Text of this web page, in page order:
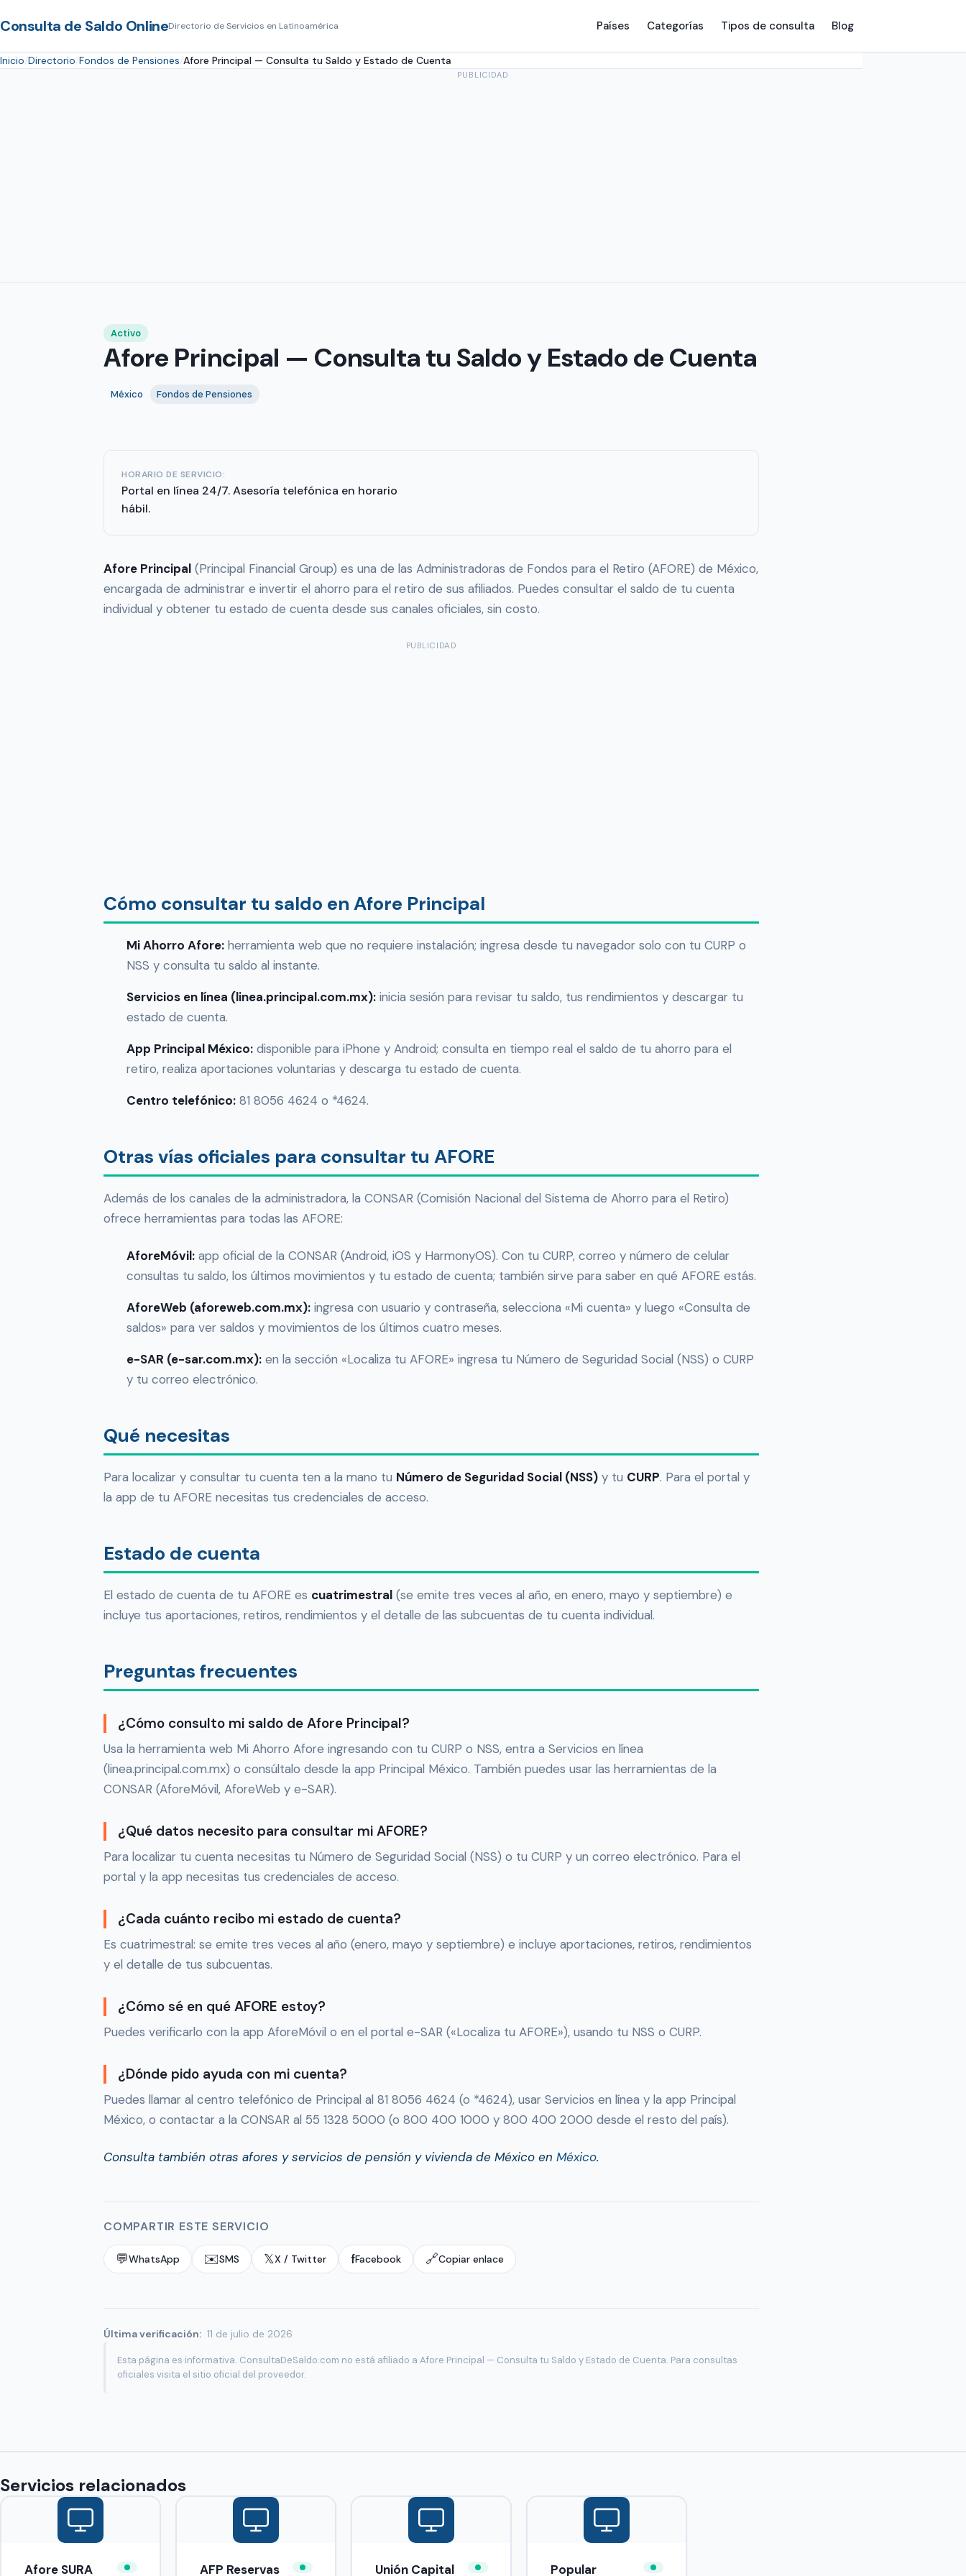
Consulta de Saldo OnlineDirectorio de Servicios en Latinoamérica Países Categorías Tipos de consulta Blog
Inicio Directorio Fondos de Pensiones Afore Principal — Consulta tu Saldo y Estado de Cuenta
PUBLICIDAD
Activo
Afore Principal — Consulta tu Saldo y Estado de Cuenta
México Fondos de Pensiones
HORARIO DE SERVICIO:
Portal en línea 24/7. Asesoría telefónica en horario
hábil.
Afore Principal (Principal Financial Group) es una de las Administradoras de Fondos para el Retiro (AFORE) de México,
encargada de administrar e invertir el ahorro para el retiro de sus afiliados. Puedes consultar el saldo de tu cuenta
individual y obtener tu estado de cuenta desde sus canales oficiales, sin costo.
PUBLICIDAD
Cómo consultar tu saldo en Afore Principal
Mi Ahorro Afore: herramienta web que no requiere instalación; ingresa desde tu navegador solo con tu CURP o
NSS y consulta tu saldo al instante.
Servicios en línea (linea.principal.com.mx): inicia sesión para revisar tu saldo, tus rendimientos y descargar tu
estado de cuenta.
App Principal México: disponible para iPhone y Android; consulta en tiempo real el saldo de tu ahorro para el
retiro, realiza aportaciones voluntarias y descarga tu estado de cuenta.
Centro telefónico: 81 8056 4624 o *4624.
Otras vías oficiales para consultar tu AFORE
Además de los canales de la administradora, la CONSAR (Comisión Nacional del Sistema de Ahorro para el Retiro)
ofrece herramientas para todas las AFORE:
AforeMóvil: app oficial de la CONSAR (Android, iOS y HarmonyOS). Con tu CURP, correo y número de celular
consultas tu saldo, los últimos movimientos y tu estado de cuenta; también sirve para saber en qué AFORE estás.
AforeWeb (aforeweb.com.mx): ingresa con usuario y contraseña, selecciona «Mi cuenta» y luego «Consulta de
saldos» para ver saldos y movimientos de los últimos cuatro meses.
e-SAR (e-sar.com.mx): en la sección «Localiza tu AFORE» ingresa tu Número de Seguridad Social (NSS) o CURP
y tu correo electrónico.
Qué necesitas
Para localizar y consultar tu cuenta ten a la mano tu Número de Seguridad Social (NSS) y tu CURP. Para el portal y
la app de tu AFORE necesitas tus credenciales de acceso.
Estado de cuenta
El estado de cuenta de tu AFORE es cuatrimestral (se emite tres veces al año, en enero, mayo y septiembre) e
incluye tus aportaciones, retiros, rendimientos y el detalle de las subcuentas de tu cuenta individual.
Preguntas frecuentes
¿Cómo consulto mi saldo de Afore Principal?
Usa la herramienta web Mi Ahorro Afore ingresando con tu CURP o NSS, entra a Servicios en línea
(linea.principal.com.mx) o consúltalo desde la app Principal México. También puedes usar las herramientas de la
CONSAR (AforeMóvil, AforeWeb y e-SAR).
¿Qué datos necesito para consultar mi AFORE?
Para localizar tu cuenta necesitas tu Número de Seguridad Social (NSS) o tu CURP y un correo electrónico. Para el
portal y la app necesitas tus credenciales de acceso.
¿Cada cuánto recibo mi estado de cuenta?
Es cuatrimestral: se emite tres veces al año (enero, mayo y septiembre) e incluye aportaciones, retiros, rendimientos
y el detalle de tus subcuentas.
¿Cómo sé en qué AFORE estoy?
Puedes verificarlo con la app AforeMóvil o en el portal e-SAR («Localiza tu AFORE»), usando tu NSS o CURP.
¿Dónde pido ayuda con mi cuenta?
Puedes llamar al centro telefónico de Principal al 81 8056 4624 (o *4624), usar Servicios en línea y la app Principal
México, o contactar a la CONSAR al 55 1328 5000 (o 800 400 1000 y 800 400 2000 desde el resto del país).
Consulta también otras afores y servicios de pensión y vivienda de México en México.
COMPARTIR ESTE SERVICIO
💬WhatsApp ✉️SMS 𝕏X / Twitter fFacebook 🔗Copiar enlace
Última verificación: 11 de julio de 2026
Esta página es informativa. ConsultaDeSaldo.com no está afiliado a Afore Principal — Consulta tu Saldo y Estado de Cuenta. Para consultas
oficiales visita el sitio oficial del proveedor.
Servicios relacionados
Afore SURA AFP Reservas Unión Capital Popular